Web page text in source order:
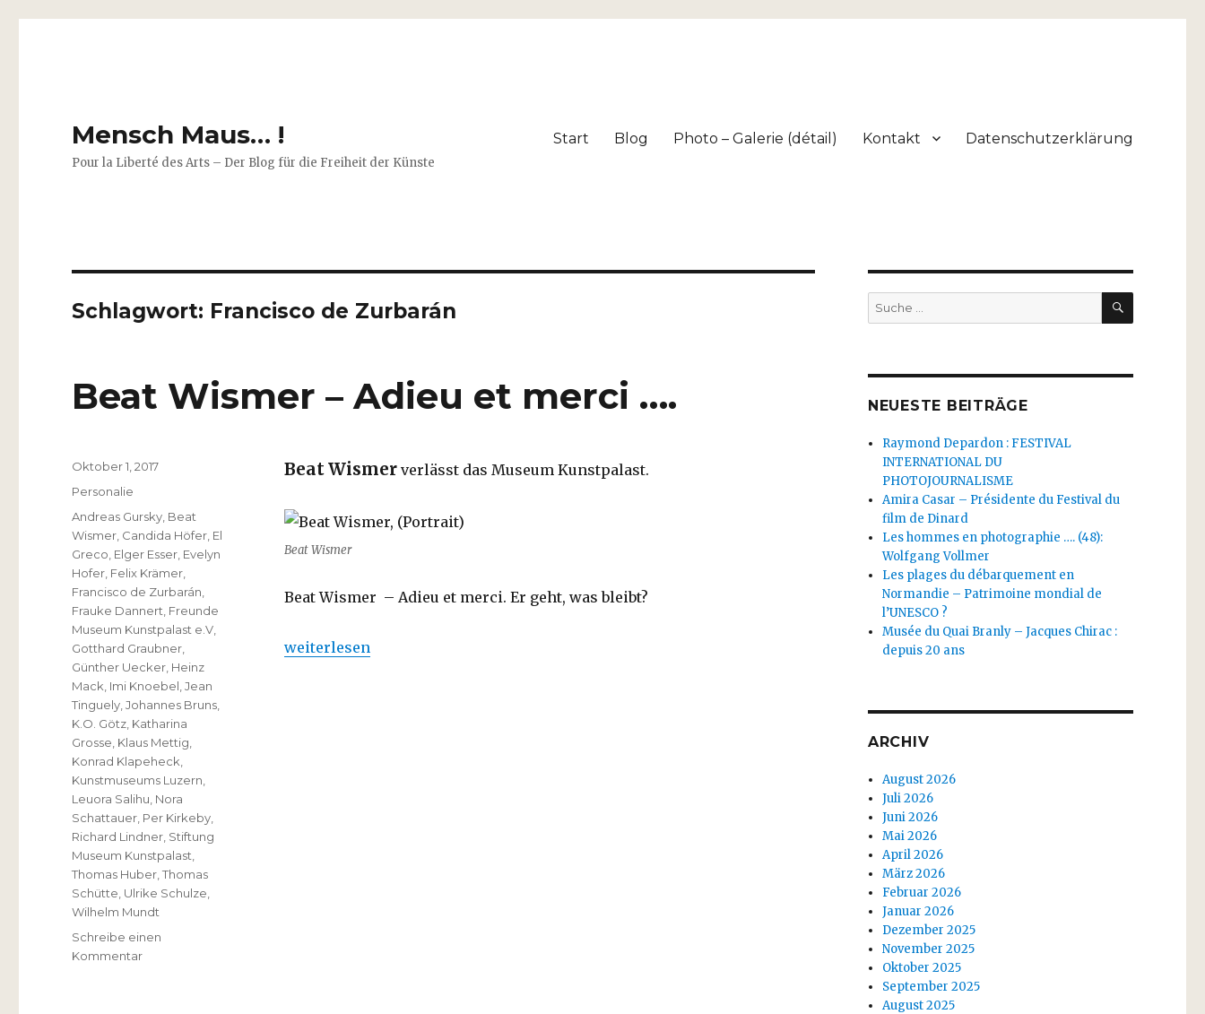
Mensch Maus… !
Pour la Liberté des Arts – Der Blog für die Freiheit der Künste
Start Blog Photo – Galerie (détail) Kontakt Datenschutzerklärung
Schlagwort: Francisco de Zurbarán
Beat Wismer – Adieu et merci ….
Beat Wismerverlässt das Museum Kunstpalast.
Beat Wismer
Beat Wismer – Adieu et merci. Er geht, was bleibt?
„Beat Wismer – Adieu et merci ….“
weiterlesen
Veröffentlicht
Oktober 1, 2017
Kategorien
Personalie
Schlagwörter
Andreas Gursky Beat
Wismer Candida Höfer El
Greco Elger Esser Evelyn
Hofer Felix Krämer
Francisco de Zurbarán
Frauke Dannert Freunde
Museum Kunstpalast e.V
Gotthard Graubner
Günther Uecker Heinz
Mack Imi Knoebel ,Jean
Tinguely ,Johannes Bruns
K.O. Götz Katharina
Grosse Klaus Mettig
Konrad Klapeheck
Kunstmuseums Luzern
Leuora Salihu Nora
Schattauer Per Kirkeby
Richard Lindner Stiftung
Museum Kunstpalast
Thomas Huber ,Thomas
Schütte Ulrike Schulze
Wilhelm Mundt
Schreibe einen
Kommentarzu
Suche
nach:
SUCHEN
NEUESTE BEITRÄGE
Raymond Depardon : FESTIVAL
INTERNATIONAL DU
PHOTOJOURNALISME
Amira Casar – Présidente du Festival du
film de Dinard
Les hommes en photographie …. (48):
Wolfgang Vollmer
Les plages du débarquement en
Normandie – Patrimoine mondial de
l’UNESCO ?
Musée du Quai Branly – Jacques Chirac :
depuis 20 ans
ARCHIV
August 2026
Juli 2026
Juni 2026
Mai 2026
April 2026
März 2026
Februar 2026
Januar 2026
Dezember 2025
November 2025
Oktober 2025
September 2025
August 2025